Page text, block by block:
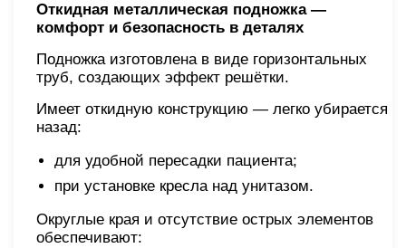
Откидная металлическая подножка —
комфорт и безопасность в деталях
Подножка изготовлена в виде горизонтальных
труб, создающих эффект решётки.
Имеет откидную конструкцию — легко убирается
назад:
для удобной пересадки пациента;
при установке кресла над унитазом.
Округлые края и отсутствие острых элементов
обеспечивают: